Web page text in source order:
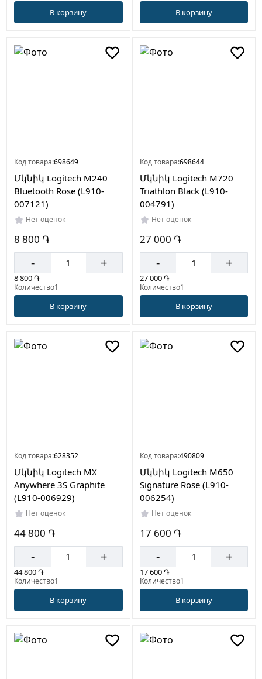
В корзину В корзину
Код товара:698649
Մկնիկ Logitech M240
Bluetooth Rose (L910-
007121)
Нет оценок
8 800 ֏
- +
8 800 ֏
Количество1
В корзину
Код товара:698644
Մկնիկ Logitech M720
Triathlon Black (L910-
004791)
Нет оценок
27 000 ֏
- +
27 000 ֏
Количество1
В корзину
Код товара:628352
Մկնիկ Logitech MX
Anywhere 3S Graphite
(L910-006929)
Нет оценок
44 800 ֏
- +
44 800 ֏
Количество1
В корзину
Код товара:490809
Մկնիկ Logitech M650
Signature Rose (L910-
006254)
Нет оценок
17 600 ֏
- +
17 600 ֏
Количество1
В корзину